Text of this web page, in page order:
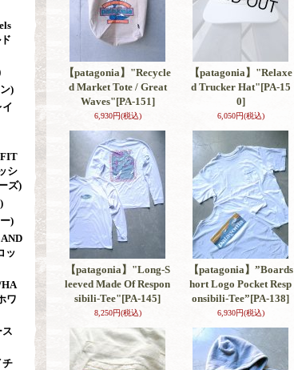
)
シ
ズ)
)
ッ
ワ
チ
【patagonia】"Recycle
d Market Tote / Great
Waves"[PA-151]
6,930円(税込)
【patagonia】"Relaxe
d Trucker Hat"[PA-15
0]
6,050円(税込)
【patagonia】"Long-S
leeved Made Of Respon
sibili-Tee"[PA-145]
8,250円(税込)
【patagonia】”Boards
hort Logo Pocket Resp
onsibili-Tee”[PA-138]
6,930円(税込)